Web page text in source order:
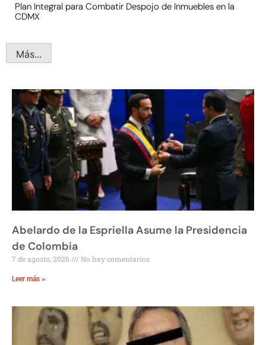
Plan Integral para Combatir Despojo de Inmuebles en la
CDMX
Más...
Abelardo de la Espriella Asume la Presidencia
de Colombia
7 de agosto, 2026 No hay comentarios
Leer más »